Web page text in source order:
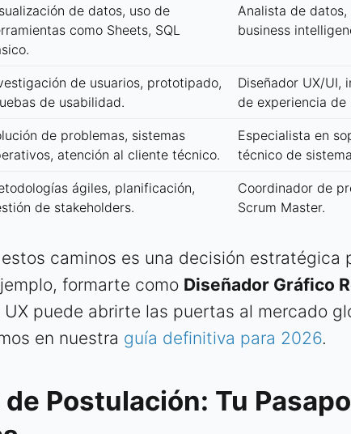
de datos, uso de
como Sheets, SQL
Analista de
business
de usuarios, prototipado,
de usabilidad.
Diseñador UX/UI,
de experiencia de
de problemas, sistemas
atención al cliente técnico.
Especialista en
técnico de
ágiles, planificación,
de stakeholders.
Coordinador de
Scrum Master.
caminos es una decisión estratégica
formarte como Diseñador Gráfico
UX puede abrirte las puertas al mercado
en nuestra guía definitiva para 2026.
de Postulación: Tu